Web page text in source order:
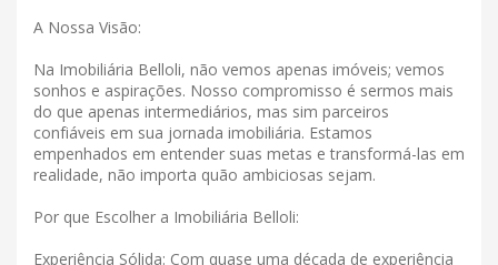
A Nossa Visão:
Na Imobiliária Belloli, não vemos apenas imóveis; vemos
sonhos e aspirações. Nosso compromisso é sermos mais
do que apenas intermediários, mas sim parceiros
confiáveis ​​em sua jornada imobiliária. Estamos
empenhados em entender suas metas e transformá-las em
realidade, não importa quão ambiciosas sejam.
Por que Escolher a Imobiliária Belloli:
Experiência Sólida: Com quase uma década de experiência